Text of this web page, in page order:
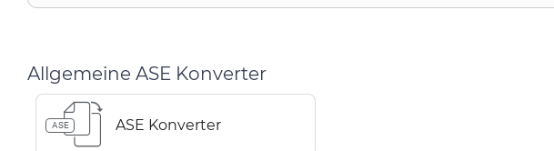
Allgemeine ASE Konverter
ASE ASE Konverter